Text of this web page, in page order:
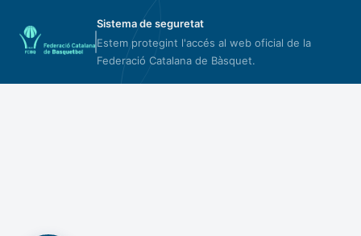
Sistema de seguretat
Estem protegint l'accés al web oficial de la
Federació Catalana de Bàsquet.